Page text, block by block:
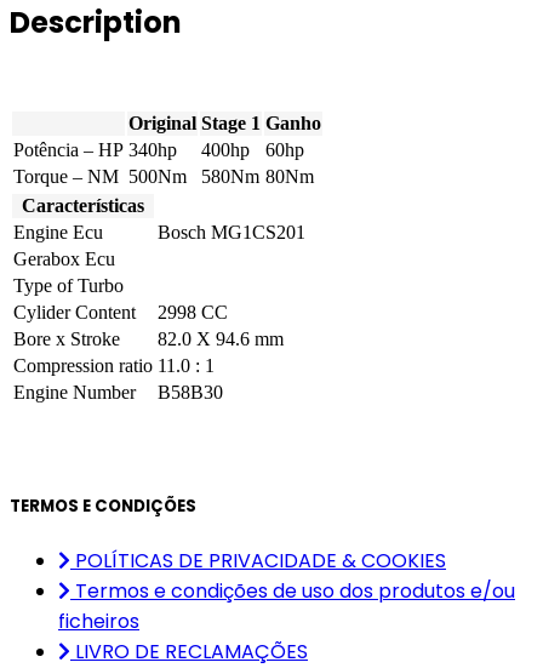
340hp
quantity
Description
Original Stage 1 Ganho
Potência – HP 340hp 400hp
60hp
Torque – NM 500Nm 580Nm 80Nm
Características
Engine Ecu
Bosch MG1CS201
Gerabox Ecu
Type of Turbo
Cylider Content
2998 CC
Bore x Stroke
82.0 X 94.6 mm
Compression ratio 11.0 : 1
Engine Number
B58B30
TERMOS E CONDIÇÕES
POLÍTICAS DE PRIVACIDADE & COOKIES
Termos e condições de uso dos produtos e/ou
ficheiros
LIVRO DE RECLAMAÇÕES